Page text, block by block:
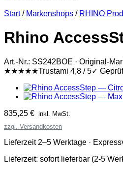
Start / Markenshops / RHINO
Rhino
Art.-Nr.: SS242BOE · Original-
★★★★★Trustami 4,8 / 5✓
835,25 € inkl. MwSt.
zzgl. Versandkosten
Lieferzeit 2–5 Werktage ·
Lieferzeit: sofort lieferbar (2-5